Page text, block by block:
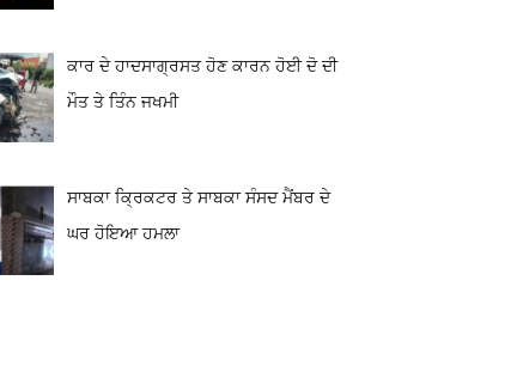
ਕਾਰ ਦੇ ਹਾਦਸਾਗ੍ਰਸਤ ਹੋਣ ਕਾਰਨ ਹੋਈ ਦੋ ਦੀ
ਮੌਤ ਤੇ ਤਿੰਨ ਜਖਮੀ
ਸਾਬਕਾ ਕ੍ਰਿਕਟਰ ਤੇ ਸਾਬਕਾ ਸੰਸਦ ਮੈਂਬਰ ਦੇ
ਘਰ ਹੋਇਆ ਹਮਲਾ